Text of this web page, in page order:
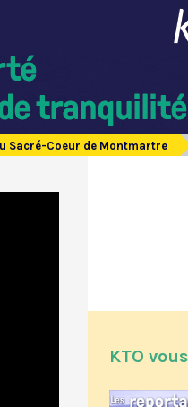
Sacré-Coeur de Montmartre
KTO